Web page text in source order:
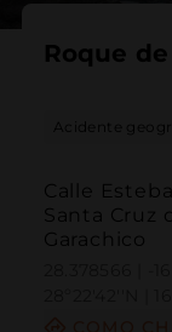
Roque
Acidente
Calle
Santa Cruz
Garachico